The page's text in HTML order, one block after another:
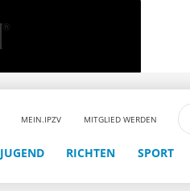
MEIN.IPZV MITGLIED WERDEN
JUGEND RICHTEN SPORT